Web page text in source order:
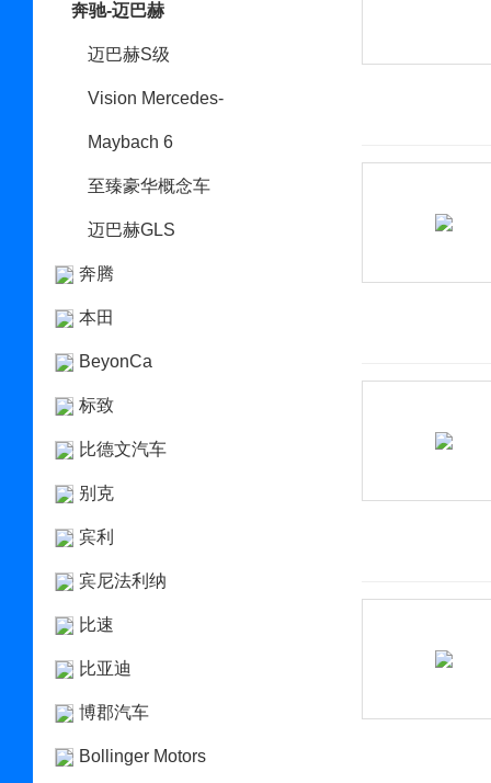
奔驰-迈巴赫
迈巴赫S级
Vision Mercedes-
Maybach 6
至臻豪华概念车
迈巴赫GLS
奔腾
本田
BeyonCa
标致
比德文汽车
别克
宾利
宾尼法利纳
比速
比亚迪
博郡汽车
Bollinger Motors